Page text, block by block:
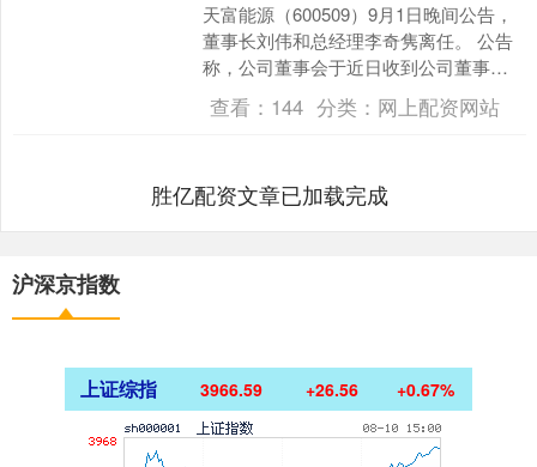
天富能源（600509）9月1日晚间公告，
董事长刘伟和总经理李奇隽离任。 公告
称，公司董事会于近日收到公司董事长
刘伟和总经理李奇隽递交的书面辞职报
告，因工作调整....
查看： 144 分类： 网上配资网站
胜亿配资文章已加载完成
沪深京指数
上证综指 3966.59 +26.56 +0.67%